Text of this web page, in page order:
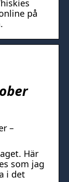
på
–
Här
som jag
i det